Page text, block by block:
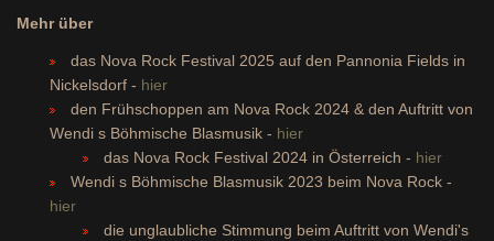
Mehr über
das Nova Rock Festival 2025 auf den Pannonia Fields in
Nickelsdorf - hier
den Frühschoppen am Nova Rock 2024 & den Auftritt von
Wendi s Böhmische Blasmusik - hier
das Nova Rock Festival 2024 in Österreich - hier
Wendi s Böhmische Blasmusik 2023 beim Nova Rock -
hier
die unglaubliche Stimmung beim Auftritt von Wendi's